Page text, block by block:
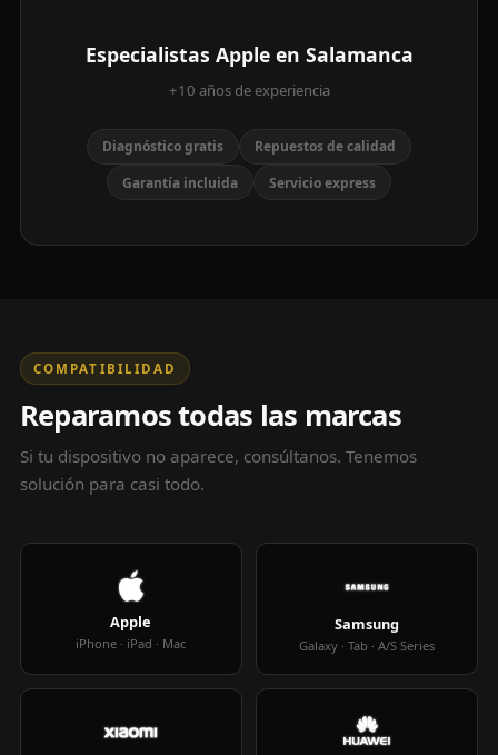
Especialistas Apple en Salamanca
+10 años de experiencia
Diagnóstico gratis
Repuestos de calidad
Garantía incluida
Servicio express
COMPATIBILIDAD
Reparamos todas las marcas
Si tu dispositivo no aparece, consúltanos. Tenemos
solución para casi todo.
Apple
iPhone · iPad · Mac
Samsung
Galaxy · Tab · A/S Series